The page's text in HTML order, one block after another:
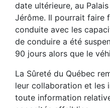
date ultérieure, au
Jérôme. Il pourrait faire
conduite avec les
de conduire a été
90 jours alors que le
La Sûreté du Québec
leur collaboration et les
toute information